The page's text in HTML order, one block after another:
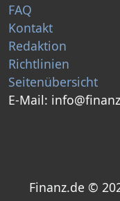
FAQ
Kontakt
Redaktion
Richtlinien
Seitenübersicht
E-Mail:
Finanz.de ©